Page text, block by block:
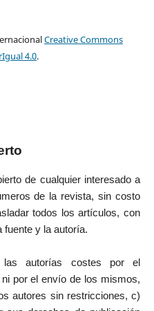
Creative Commons
4.0.
de cualquier interesado a
de la revista, sin costo
todos los artículos, con
fuente y la autoría.
autorías costes por el
por el envío de los mismos,
autores sin restricciones, c)